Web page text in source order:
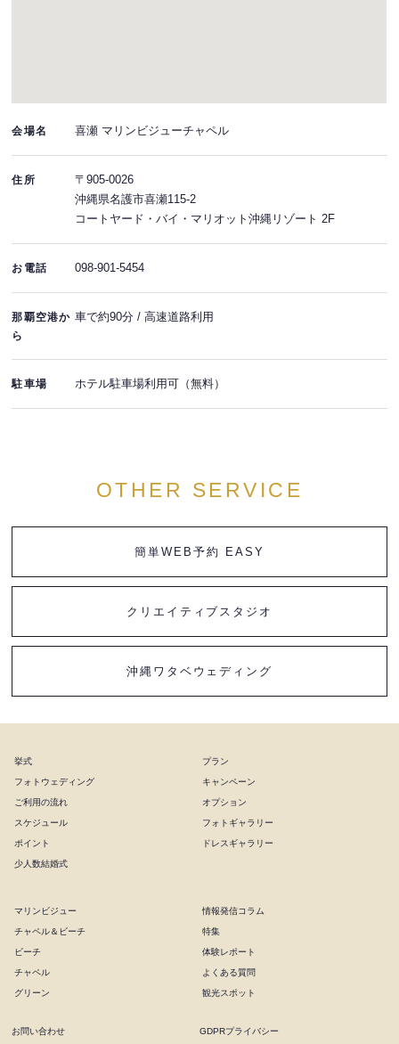
会場名 喜瀬 マリンビジューチャペル
住所
〒905-0026
沖縄県名護市喜瀬115-2
コートヤード・バイ・マリオット沖縄リゾート 2F
お電話 098-901-5454
那覇空港か
ら
車で約90分 / 高速道路利用
駐車場 ホテル駐車場利用可（無料）
OTHER SERVICE
簡単WEB予約 EASY
クリエイティブスタジオ
沖縄ワタベウェディング
挙式
フォトウェディング
ご利用の流れ
スケジュール
ポイント
少人数結婚式
プラン
キャンペーン
オプション
フォトギャラリー
ドレスギャラリー
マリンビジュー
チャペル＆ビーチ
ビーチ
チャペル
グリーン
情報発信コラム
特集
体験レポート
よくある質問
観光スポット
お問い合わせ GDPRプライバシー